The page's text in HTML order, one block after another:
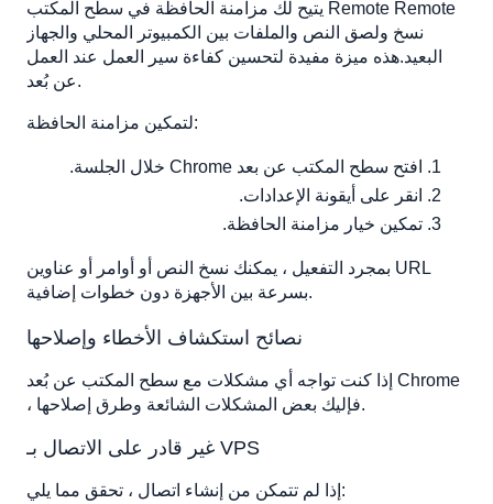
يتيح لك مزامنة الحافظة في سطح المكتب Remote Remote
نسخ ولصق النص والملفات بين الكمبيوتر المحلي والجهاز
البعيد.هذه ميزة مفيدة لتحسين كفاءة سير العمل عند العمل
عن بُعد.
لتمكين مزامنة الحافظة:
افتح سطح المكتب عن بعد Chrome خلال الجلسة.
انقر على أيقونة الإعدادات.
تمكين خيار مزامنة الحافظة.
بمجرد التفعيل ، يمكنك نسخ النص أو أوامر أو عناوين URL
بسرعة بين الأجهزة دون خطوات إضافية.
نصائح استكشاف الأخطاء وإصلاحها
إذا كنت تواجه أي مشكلات مع سطح المكتب عن بُعد Chrome
، فإليك بعض المشكلات الشائعة وطرق إصلاحها.
غير قادر على الاتصال بـ VPS
إذا لم تتمكن من إنشاء اتصال ، تحقق مما يلي: